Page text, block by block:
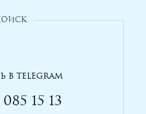
в Telegram
15 13